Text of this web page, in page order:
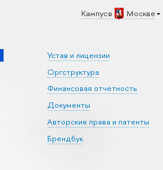
Кампус в Москве
Устав и лицензии
Оргструктура
Финансовая отчетность
Документы
Авторские права и патенты
Брендбук